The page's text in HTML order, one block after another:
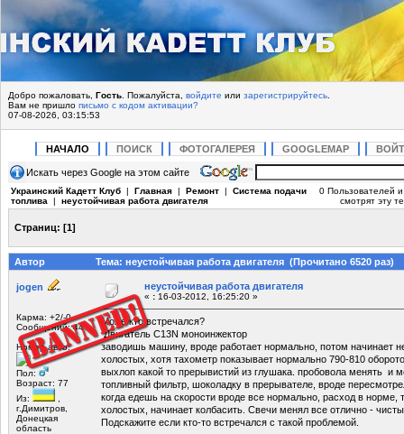
Добро пожаловать, Гость . Пожалуйста, войдите или зарегистрируйтесь
Вам не пришло письмо с кодом активации?
07-08-2026, 03:15:53
НАЧАЛО ПОИСК ФОТОГАЛЕРЕЯ GOOGLEMAP
Искать через Google на этом сайте
Украинский Кадетт Клуб | Главная | Ремонт | Система подачи
топлива | неустойчивая работа двигателя
0 Пользователей и
смотрят эту
Страниц: [1]
Автор Тема: неустойчивая работа двигателя (Прочитано 6520 раз)
jogen
Карма: +2/-0
Сообщений: 44
Номер авто:
Пол:
Возраст: 77
Из:
г.Димитров,
Донецкая
область
неустойчивая работа двигателя
« : 16-03-2012, 16:25:20 »
Може кто встречался?
Двигатель С13N моноинжектор
заводишь машину, вроде работает нормально, потом начинает
холостых, хотя тахометр показывает нормально 790-810
выхлоп какой то прерывистий из глушака. пробовола менять и
топливный фильтр, шоколадку в прерывателе, вроде
когда едешь на скорости вроде все нормально, расход в норме,
холостых, начинает колбасить. Свечи менял все отлично -
Подскажите если кто-то встречался с такой проблемой.